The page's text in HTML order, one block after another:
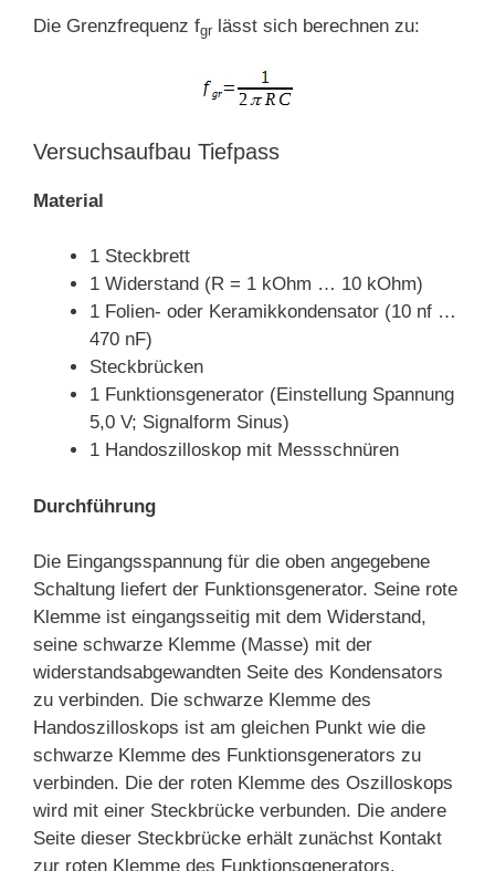
Die Grenzfrequenz fgr lässt sich berechnen zu:
Versuchsaufbau Tiefpass
Material
1 Steckbrett
1 Widerstand (R = 1 kOhm … 10 kOhm)
1 Folien- oder Keramikkondensator (10 nf …
470 nF)
Steckbrücken
1 Funktionsgenerator (Einstellung Spannung
5,0 V; Signalform Sinus)
1 Handoszilloskop mit Messschnüren
Durchführung
Die Eingangsspannung für die oben angegebene
Schaltung liefert der Funktionsgenerator. Seine rote
Klemme ist eingangsseitig mit dem Widerstand,
seine schwarze Klemme (Masse) mit der
widerstandsabgewandten Seite des Kondensators
zu verbinden. Die schwarze Klemme des
Handoszilloskops ist am gleichen Punkt wie die
schwarze Klemme des Funktionsgenerators zu
verbinden. Die der roten Klemme des Oszilloskops
wird mit einer Steckbrücke verbunden. Die andere
Seite dieser Steckbrücke erhält zunächst Kontakt
zur roten Klemme des Funktionsgenerators.